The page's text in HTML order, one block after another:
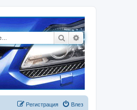
ТърсенеРазширено
Влез
Регистрация